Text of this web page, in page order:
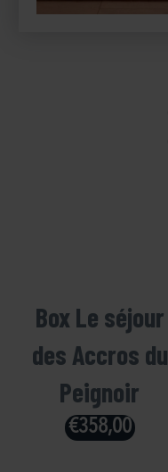
Box Le séjour
des Accros du
Peignoir
€358,00